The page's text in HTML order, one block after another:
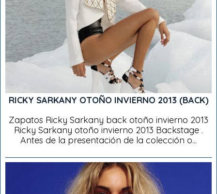
RICKY SARKANY OTOÑO INVIERNO 2013 (BACK)
Zapatos Ricky Sarkany back otoño invierno 2013
Ricky Sarkany otoño invierno 2013 Backstage .
Antes de la presentación de la colección o...